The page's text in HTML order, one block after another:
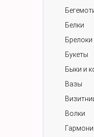
Белки
Брелоки
Букеты
Быки и
Вазы
Волки